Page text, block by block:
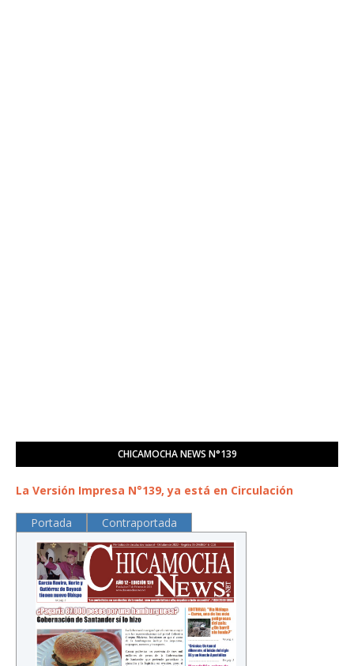
CHICAMOCHA NEWS N°139
La Versión Impresa N°139, ya está en Circulación
Portada Contraportada